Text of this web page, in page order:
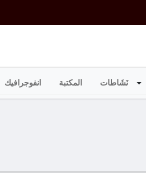
نَشَاطات المكتبة انفوجرافيك